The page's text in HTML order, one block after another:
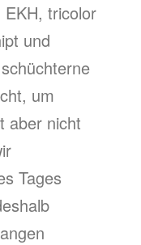
tricolor
und
um
aber nicht
Tages